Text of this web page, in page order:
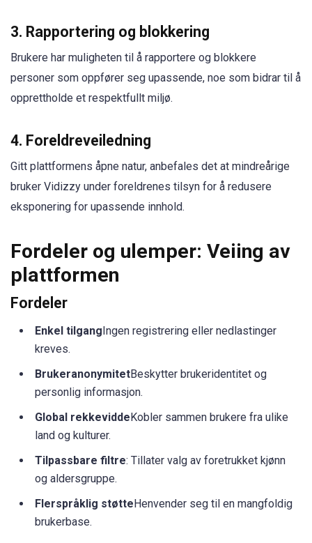
3. Rapportering og blokkering
Brukere har muligheten til å rapportere og blokkere
personer som oppfører seg upassende, noe som bidrar til å
opprettholde et respektfullt miljø.
4. Foreldreveiledning
Gitt plattformens åpne natur, anbefales det at mindreårige
bruker Vidizzy under foreldrenes tilsyn for å redusere
eksponering for upassende innhold.
Fordeler og ulemper: Veiing av
plattformen
Fordeler
Enkel tilgangIngen registrering eller nedlastinger
kreves.
BrukeranonymitetBeskytter brukeridentitet og
personlig informasjon.
Global rekkeviddeKobler sammen brukere fra ulike
land og kulturer.
Tilpassbare filtre: Tillater valg av foretrukket kjønn
og aldersgruppe.
Flerspråklig støtteHenvender seg til en mangfoldig
brukerbase.